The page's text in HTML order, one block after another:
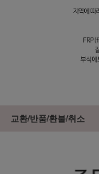
교환/반품/환불/취소